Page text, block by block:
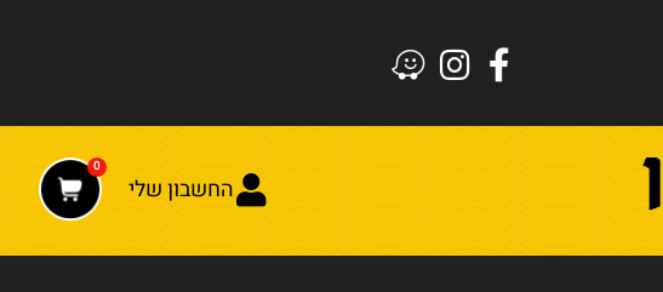
החשבון שלי
0